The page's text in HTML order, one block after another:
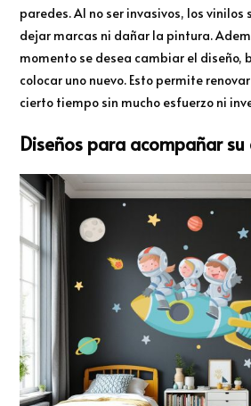
paredes. Al no ser invasivos, los vinilos
dejar marcas ni dañar la pintura.
momento se desea cambiar el diseño,
colocar uno nuevo. Esto permite
cierto tiempo sin mucho esfuerzo ni
Diseños para acompañar